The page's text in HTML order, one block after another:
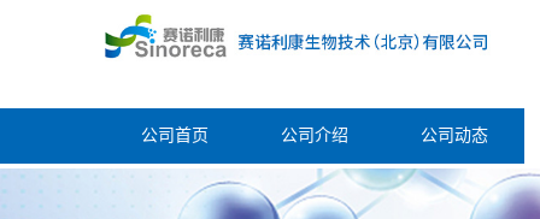
公司首页 公司介绍 公司动态